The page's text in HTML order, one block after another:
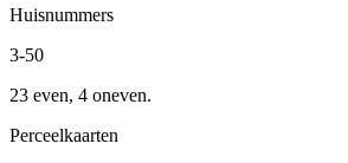
Huisnummers
3-50
23 even, 4 oneven.
Perceelkaarten